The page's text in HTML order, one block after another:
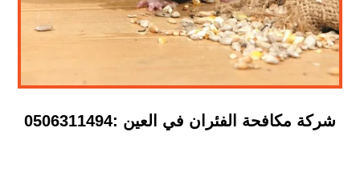
شركة مكافحة الفئران في العين :0506311494